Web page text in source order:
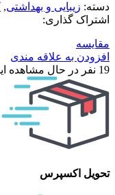
دسته: زیبایی و بهداشتی,
اشتراک گذاری:
مقایسه
افزودن به علاقه مندی
19 نفر در حال مشاهده
تحویل اکسپرس